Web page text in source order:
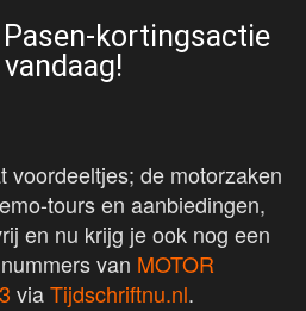
Pasen-kortingsactie
voordeeltjes; de motorzaken
tours en aanbiedingen,
en nu krijg je ook nog een
van MOTOR
viaTijdschriftnu.nl.